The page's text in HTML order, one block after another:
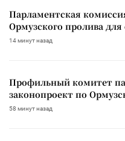
Парламентская
Ормузского пролива
14 минут назад
Профильный комитет
законопроект по
58 минут назад